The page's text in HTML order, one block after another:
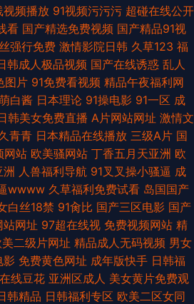
视频播放 91视频污污污 超碰在线公开
看 国产精选免费视频 国产精品91视
强行免费 激情影院日韩 久草123 福
韩成人极品视频 国产在线诱惑 乱人
图片 91免费看视频 精品午夜福利网
白酱 日本理论 91操电影 91一区 成
韩美女免费直播 A片网站网址 激情文
青青 日本精品在线播放 三级A片 国
网站 欧美骚网站 丁香五月天亚洲 欧
人兽福利导航 91叉叉操小骚逼 成
wwww 久草福利免费试看 岛国国产
白丝18禁 91肏比 国产三区电影 国产
站网址 97超在线视 免费视频网站 精
美二级片网址 精品成人无码视频 男女
影 免费黄色网址 成年版快手 日韩福
线豆花 亚洲区成人 美女黄片免费观
韩精品 日韩福利专区 欧美二区女同